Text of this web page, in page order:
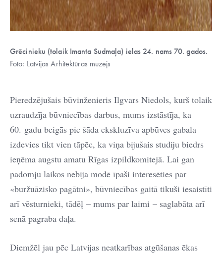
Grēcinieku (tolaik Imanta Sudmaļa) ielas 24. nams 70. gados.
Foto: Latvijas Arhitektūras muzejs
Pieredzējušais būvinženieris Ilgvars Niedols, kurš tolaik
uzraudzīja būvniecības darbus, mums izstāstīja, ka
60. gadu beigās pie šāda ekskluzīva apbūves gabala
izdevies tikt vien tāpēc, ka viņa bijušais studiju biedrs
ieņēma augstu amatu Rīgas izpildkomitejā. Lai gan
padomju laikos nebija modē īpaši interesēties par
«buržuāzisko pagātni», būvniecības gaitā tikuši iesaistīti
arī vēsturnieki, tādēļ – mums par laimi – saglabāta arī
senā pagraba daļa.
Diemžēl jau pēc Latvijas neatkarības atgūšanas ēkas